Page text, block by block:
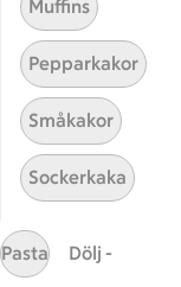
Här hittar du
Muffins
Pepparkakor
Småkakor
Sockerkaka
Pasta Dölj -